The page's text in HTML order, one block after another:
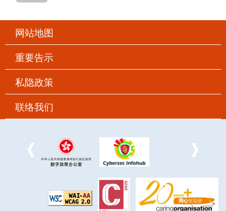
网站地图
重要告示
私隐政策
联络我们